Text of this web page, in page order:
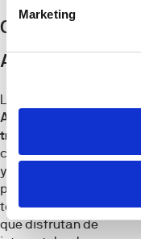
Marketing
Conexión
ADSL
La
ADSL es la más
tradicional
clásica de todas
y por la que
pasaron casi
todas las casas
que disfrutan de